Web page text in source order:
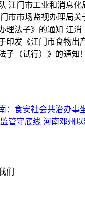
江门市工业和消息化
市市场监视办理局
理法子》的通知 江消
印发《江门市食物出
子（试行）》的通知！
：食安社会共治办事
管守底线 河南邓州
们